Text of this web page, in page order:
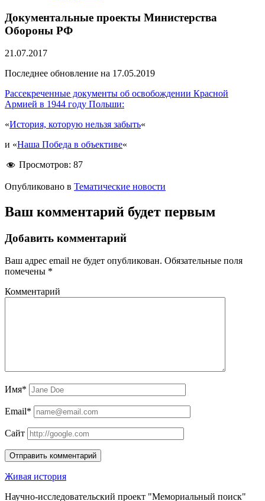
Документальные проекты Министерства
Обороны РФ
21.07.2017
Последнее обновление на 17.05.2019
Рассекреченные документы об освобождении Красной
Армией в 1944 году Польши:
«История, которую нельзя забыть«
и «Наша Победа в объективе«
Просмотров: 87
Опубликовано в Тематические новости
Ваш комментарий будет первым
Добавить комментарий
Ваш адрес email не будет опубликован. Обязательные поля
помечены *
Комментарий
Имя*
Email*
Сайт
Живая история
Научно-исследовательский проект "Мемориальный поиск"